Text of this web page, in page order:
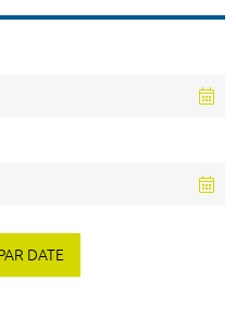
DATE